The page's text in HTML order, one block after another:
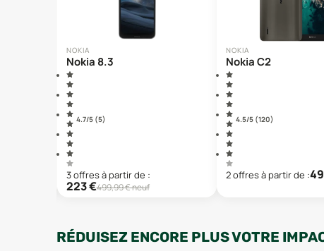
NOKIA
Nokia 8.3
4.7/5 (5)
3offresà partir de :
223€499,99€ neuf
NOKIA
Nokia C2
4.5/5 (120)
2offresà partir de :
RÉDUISEZ ENCORE PLUS VOTRE